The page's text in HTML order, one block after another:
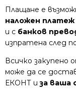
Плащане е
наложен платеж
и с банков
изпратена след
Всичко закупено
може да се
ЕКОНТ иза ваша